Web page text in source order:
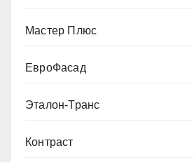
Мастер Плюс
ЕвроФасад
Эталон-Транс
Контраст